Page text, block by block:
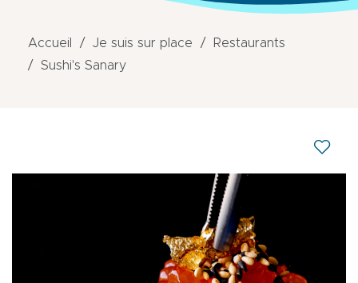
Accueil Je suis sur place
Restaurants
Sushi's Sanary